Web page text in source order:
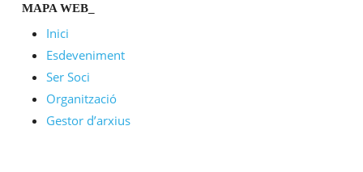
MAPA WEB_
Inici
Esdeveniment
Ser Soci
Organització
Gestor d’arxius